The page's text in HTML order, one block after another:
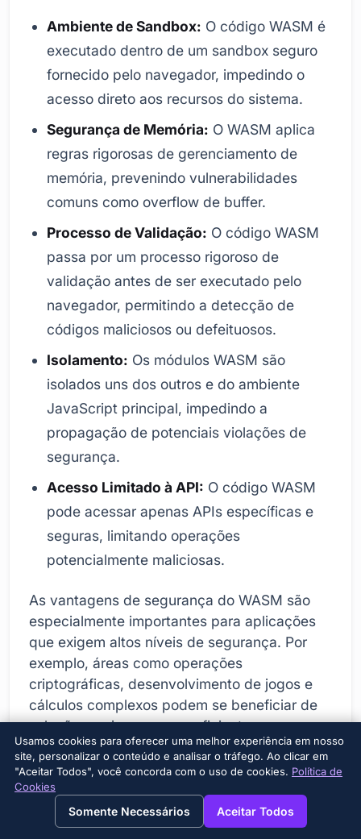
View this page in English?
Ambiente de Sandbox: O código WASM é
executado dentro de um sandbox seguro
fornecido pelo navegador, impedindo o
acesso direto aos recursos do sistema.
Segurança de Memória: O WASM aplica
regras rigorosas de gerenciamento de
memória, prevenindo vulnerabilidades
comuns como overflow de buffer.
Processo de Validação: O código WASM
passa por um processo rigoroso de
validação antes de ser executado pelo
navegador, permitindo a detecção de
códigos maliciosos ou defeituosos.
Isolamento: Os módulos WASM são
isolados uns dos outros e do ambiente
JavaScript principal, impedindo a
propagação de potenciais violações de
segurança.
Acesso Limitado à API: O código WASM
pode acessar apenas APIs específicas e
seguras, limitando operações
potencialmente maliciosas.
As vantagens de segurança do WASM são
especialmente importantes para aplicações
que exigem altos níveis de segurança. Por
exemplo, áreas como operações
criptográficas, desenvolvimento de jogos e
cálculos complexos podem se beneficiar de
soluções mais seguras e eficientes com o
WASM. Isso permite que os desenvolvedores
tenham maior confiança na segurança de
suas aplicações, possibilitando o
desenvolvimento de soluções mais
inovadoras e centradas no usuário.
Usamos cookies para oferecer uma melhor experiência em nosso
site, personalizar o conteúdo e analisar o tráfego. Ao clicar em
"Aceitar Todos", você concorda com o uso de cookies. Política de
Cookies
Somente Necessários Aceitar Todos